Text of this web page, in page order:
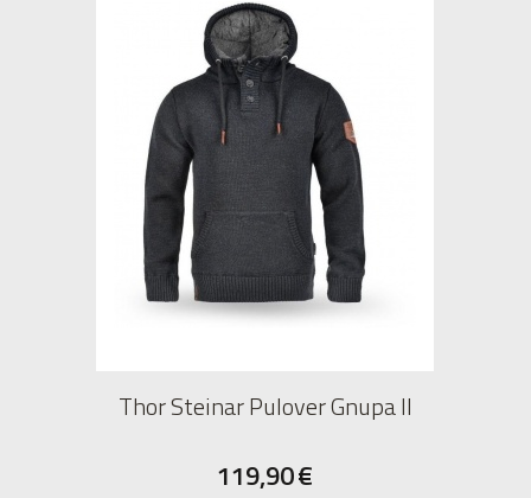
Thor Steinar Pulover Gnupa II
119,90€